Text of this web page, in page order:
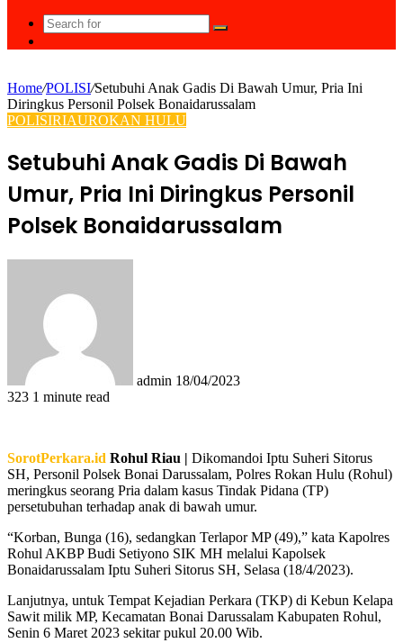
Search
for
Home/POLISI/Setubuhi Anak Gadis Di Bawah Umur, Pria Ini
Diringkus Personil Polsek Bonaidarussalam
POLISIRIAUROKAN HULU
Setubuhi Anak Gadis Di Bawah
Umur, Pria Ini Diringkus Personil
Polsek Bonaidarussalam
admin 18/04/2023
323 1 minute read
SorotPerkara.id Rohul Riau | Dikomandoi Iptu Suheri Sitorus
SH, Personil Polsek Bonai Darussalam, Polres Rokan Hulu (Rohul)
meringkus seorang Pria dalam kasus Tindak Pidana (TP)
persetubuhan terhadap anak di bawah umur.
“Korban, Bunga (16), sedangkan Terlapor MP (49),” kata Kapolres
Rohul AKBP Budi Setiyono SIK MH melalui Kapolsek
Bonaidarussalam Iptu Suheri Sitorus SH, Selasa (18/4/2023).
Lanjutnya, untuk Tempat Kejadian Perkara (TKP) di Kebun Kelapa
Sawit milik MP, Kecamatan Bonai Darussalam Kabupaten Rohul,
Senin 6 Maret 2023 sekitar pukul 20.00 Wib.